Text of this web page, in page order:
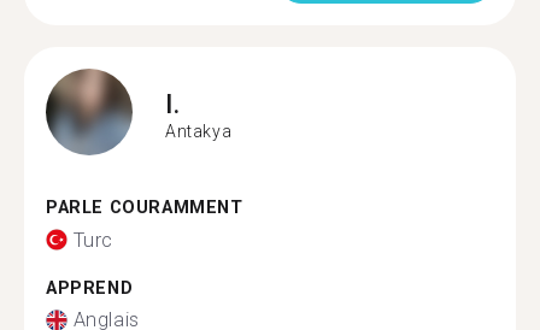
I.
Antakya
PARLE COURAMMENT
Turc
APPREND
Anglais